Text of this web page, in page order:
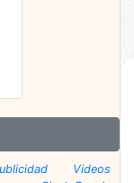
Videos